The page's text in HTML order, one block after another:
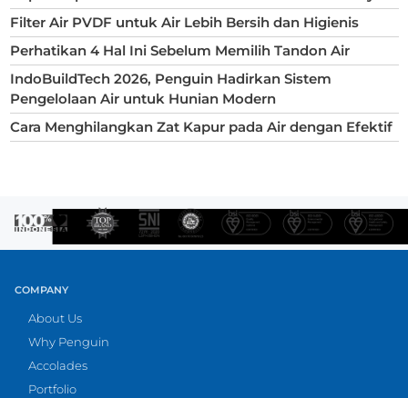
Filter Air PVDF untuk Air Lebih Bersih dan Higienis
Perhatikan 4 Hal Ini Sebelum Memilih Tandon Air
IndoBuildTech 2026, Penguin Hadirkan Sistem
Pengelolaan Air untuk Hunian Modern
Cara Menghilangkan Zat Kapur pada Air dengan Efektif
COMPANY
About Us
Why Penguin
Accolades
Portfolio